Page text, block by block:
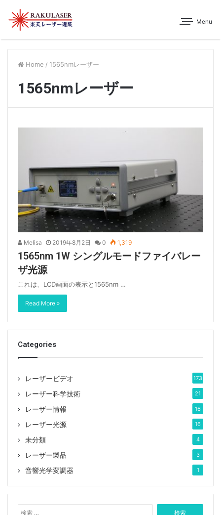
Menu
Home / 1565nmレーザー
1565nmレーザー
Melisa 2019年8月2日 0 1,319
1565nm 1W シングルモードファイバレー
ザ光源
これは、LCD画面の表示と1565nm …
Read More »
Categories
レーザービデオ 173
レーザー科学技術 21
レーザー情報 16
レーザー光源 16
未分類 4
レーザー製品 3
音響光学変調器 1